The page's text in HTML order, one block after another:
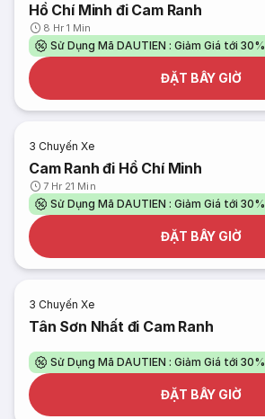
Hồ Chí Minh đi Cam Ranh
8 Hr 1 Min
Sử Dụng Mã DAUTIEN : Giảm Giá tới 30%
ĐẶT BÂY GIỜ
3 Chuyến Xe
Cam Ranh đi Hồ Chí Minh
7 Hr 21 Min
Sử Dụng Mã DAUTIEN : Giảm Giá tới 30%
ĐẶT BÂY GIỜ
3 Chuyến Xe
Tân Sơn Nhất đi Cam Ranh
Sử Dụng Mã DAUTIEN : Giảm Giá tới 30%
ĐẶT BÂY GIỜ